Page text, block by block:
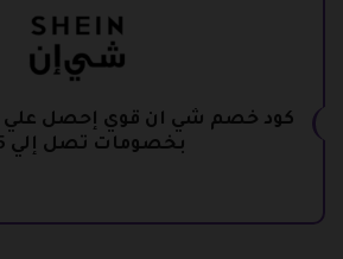
كود خصم شي ان قوي إحصل علي
بخصومات تصل إلي 25%